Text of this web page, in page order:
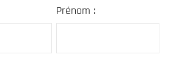
Prénom :